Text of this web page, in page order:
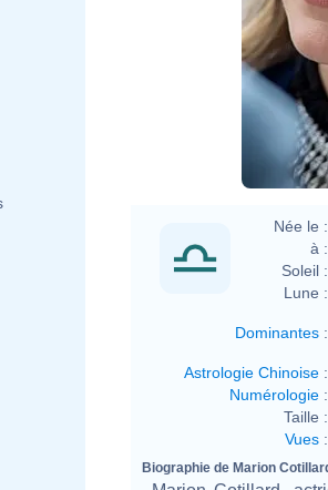
Née le :
à :
Soleil :
Lune :
Dominantes :
Astrologie Chinoise :
Numérologie :
Taille :
Vues :
Biographie de Marion